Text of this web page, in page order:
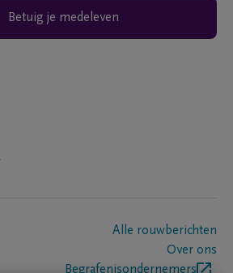
Betuig je medeleven
Alle rouwberichten
Over ons
Begrafenisondernemers